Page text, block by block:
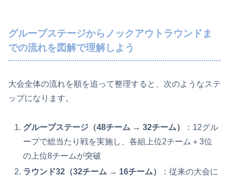
グループステージからノックアウトラウンドま
での流れを図解で理解しよう
大会全体の流れを順を追って整理すると、次のようなステ
ップになります。
グループステージ（48チーム → 32チーム）
：12グル
ープで総当たり戦を実施し、各組上位2チーム＋3位
の上位8チームが突破
ラウンド32（32チーム → 16チーム）
：従来の大会に